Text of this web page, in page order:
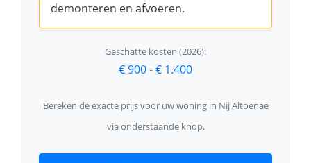
demonteren en afvoeren.
Geschatte kosten (2026):
€ 900-€ 1.400
Bereken de exacte prijs voor uw woning in Nij Altoenae
via onderstaande knop.